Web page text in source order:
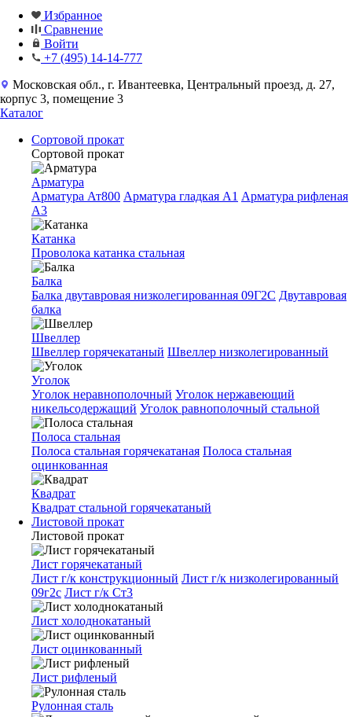
Избранное
Сравнение
Войти
+7 (495) 14-14-777
Московская обл., г. Ивантеевка, Центральный проезд, д. 27,
корпус 3, помещение 3
Каталог
Сортовой прокат
Сортовой прокат
Арматура
Арматура Ат800 Арматура гладкая A1 Арматура рифленая
A3
Катанка
Проволока катанка стальная
Балка
Балка двутавровая низколегированная 09Г2С Двутавровая
балка
Швеллер
Швеллер горячекатаный Швеллер низколегированный
Уголок
Уголок неравнополочный Уголок нержавеющий
никельсодержащий Уголок равнополочный стальной
Полоса стальная
Полоса стальная горячекатаная Полоса стальная
оцинкованная
Квадрат
Квадрат стальной горячекатаный
Листовой прокат
Листовой прокат
Лист горячекатаный
Лист г/к конструкционный Лист г/к низколегированный
09г2с Лист г/к Ст3
Лист холоднокатаный
Лист оцинкованный
Лист рифленый
Рулонная сталь